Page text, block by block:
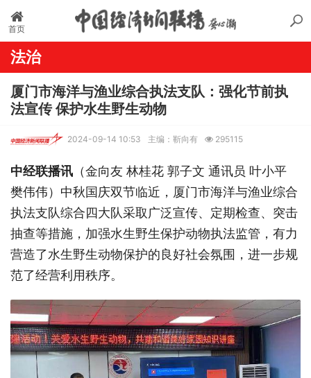
首页
法治
厦门市海洋与渔业综合执法支队：强化节前执
法宣传 保护水生野生动物
2024-09-14 10:53 主编：靳向有 295115
中经联播讯 （金向友 林桂花 郭子文 通讯员 叶小平
樊伟伟）中秋国庆双节临近，厦门市海洋与渔业综合
执法支队综合四大队采取广泛宣传、定期检查、突击
抽查等措施，加强水生野生保护动物执法监管，有力
营造了水生野生动物保护的良好社会氛围，进一步规
范了经营利用秩序。